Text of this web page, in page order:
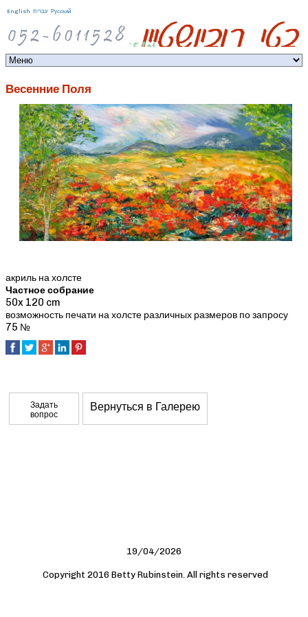
English עברית Русский
Весенние Поля
акриль на холсте
Частное собрание
50x 120 cm
возможность печати на холсте различных размеров по запросу
75 №
Задать
вопрос
Вернуться в Галерею
19/04/2026
Copyright 2016 Betty Rubinstein. All rights reserved